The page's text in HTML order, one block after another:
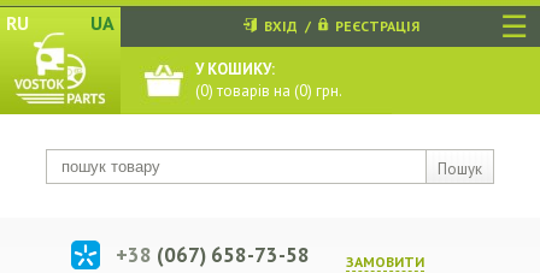
☰
RU UA
Пошук
ВХІД / РЕЄСТРАЦІЯ
У КОШИКУ:
(0) товарів на (0) грн.
ЗАМОВИТИ
+38 (067) 658-73-58